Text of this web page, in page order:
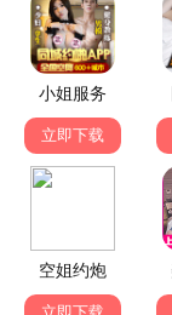
都市 / 爱情 / 商战